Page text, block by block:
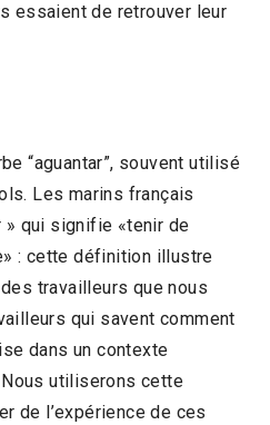
essaient de retrouver leur
“aguantar”, souvent utilisé
Les marins français
qui signifie «tenir de
: cette définition illustre
travailleurs que nous
qui savent comment
dans un contexte
utiliserons cette
de l’expérience de ces